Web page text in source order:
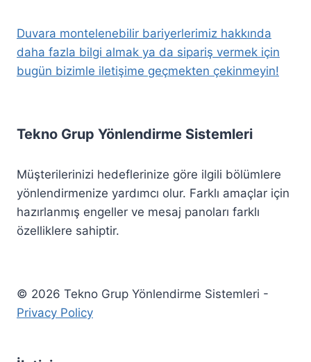
Duvara montelenebilir bariyerlerimiz hakkında
daha fazla bilgi almak ya da sipariş vermek için
bugün bizimle iletişime geçmekten çekinmeyin!
Tekno Grup Yönlendirme Sistemleri
Müşterilerinizi hedeflerinize göre ilgili bölümlere
yönlendirmenize yardımcı olur. Farklı amaçlar için
hazırlanmış engeller ve mesaj panoları farklı
özelliklere sahiptir.
© 2026 Tekno Grup Yönlendirme Sistemleri -
Privacy Policy